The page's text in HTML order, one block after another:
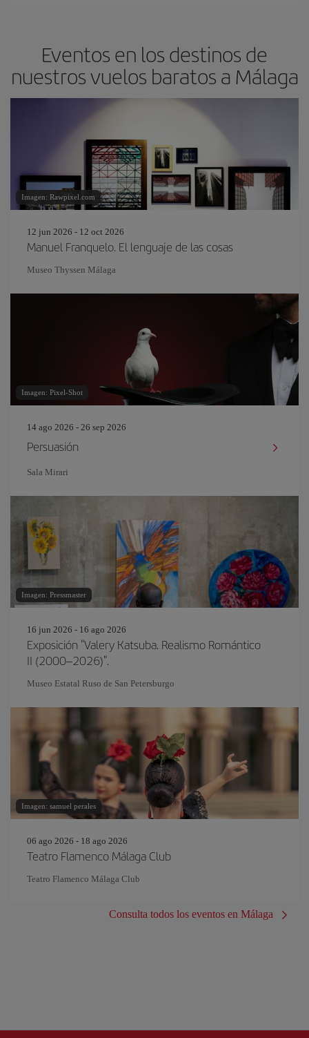
Eventos en los destinos de
nuestros vuelos baratos a Málaga
Imagen: Rawpixel.com
12 jun 2026 - 12 oct 2026
Manuel Franquelo. El lenguaje de las cosas
Museo Thyssen Málaga
Imagen: Pixel-Shot
14 ago 2026 - 26 sep 2026
Persuasión
Sala Mirari
Imagen: Pressmaster
16 jun 2026 - 16 ago 2026
Exposición "Valery Katsuba. Realismo Romántico
II (2000–2026)".
Museo Estatal Ruso de San Petersburgo
Imagen: samuel perales
06 ago 2026 - 18 ago 2026
Teatro Flamenco Málaga Club
Teatro Flamenco Málaga Club
Consulta todos los eventos en Málaga